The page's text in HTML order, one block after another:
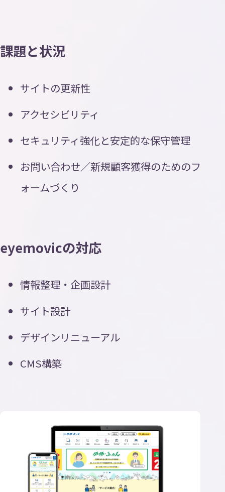
課題と状況
サイトの更新性
アクセシビリティ
セキュリティ強化と安定的な保守管理
お問い合わせ／新規顧客獲得のためのフ
ォームづくり
eyemovicの対応
情報整理・企画設計
サイト設計
デザインリニューアル
CMS構築